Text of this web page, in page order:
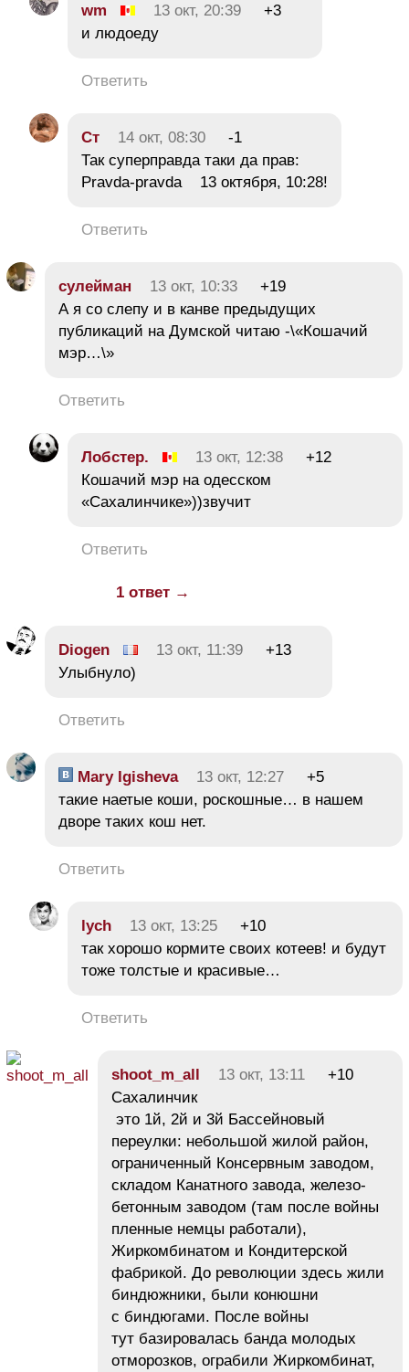
wm 13 окт, 20:39
+3
и людоеду
Ответить
Ст 14 окт, 08:30
-1
Так суперправда таки да прав:
Pravda-pravda 13 октября, 10:28!
Ответить
сулейман 13 окт, 10:33
+19
А я со слепу и в канве предыдущих
публикаций на Думской читаю -\«Кошачий
мэр…\»
Ответить
Лобстер. 13 окт, 12:38
+12
Кошачий мэр на одесском
«Сахалинчике»))звучит
Ответить
1 ответ →
Diogen 13 окт, 11:39
+13
Улыбнуло)
Ответить
Mary Igisheva 13 окт, 12:27
+5
такие наетые коши, роскошные… в нашем
дворе таких кош нет.
Ответить
lych 13 окт, 13:25
+10
так хорошо кормите своих котеев! и будут
тоже толстые и красивые…
Ответить
shoot_m_all 13 окт, 13:11
+10
Сахалинчик
это 1й, 2й и 3й Бассейновый
переулки: небольшой жилой район,
ограниченный Консервным заводом,
складом Канатного завода, железо-
бетонным заводом (там после войны
пленные немцы работали),
Жиркомбинатом и Кондитерской
фабрикой. До революции здесь жили
биндюжники, были конюшни
с биндюгами. После войны
тут базировалась банда молодых
отморозков, ограбили Жиркомбинат,